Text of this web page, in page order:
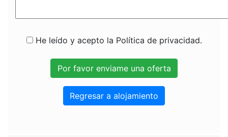
He leído y acepto la Política de privacidad.
Regresar a alojamiento